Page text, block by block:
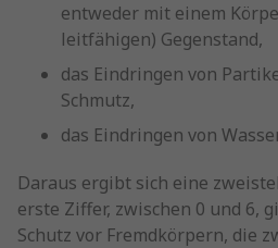
entweder mit einem
leitfähigen) Gegenstand,
das Eindringen von
Schmutz,
das Eindringen von
Daraus ergibt sich eine
erste Ziffer, zwischen 0 und 6,
Schutz vor Fremdkörpern, die